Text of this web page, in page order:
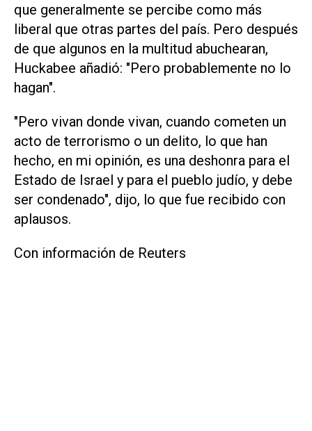
que generalmente se percibe como más
liberal que otras partes del país. Pero después
‌de que algunos en la multitud abuchearan,
Huckabee añadió: "Pero probablemente no lo
hagan".
"Pero vivan donde vivan, cuando cometen un
acto de terrorismo o un ‌delito, lo que ⁠han
hecho, en mi opinión, es una deshonra para el
Estado de Israel y para el pueblo judío, ​y debe
ser condenado", dijo, lo que fue recibido con
aplausos.
Con información de Reuters